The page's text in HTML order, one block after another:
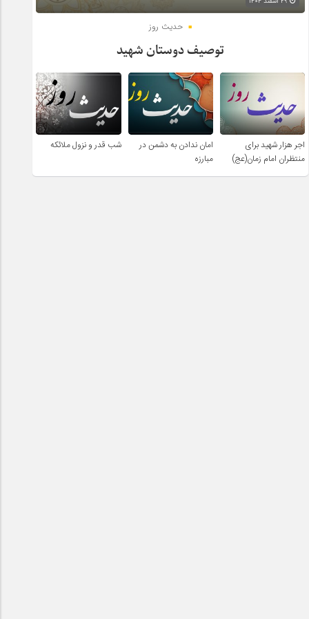
حدیث روز
توصیف دوستان شهید
اجر هزار شهید برای
منتظران امام زمان(عج)
امان ندادن به دشمن در
مبارزه
شب قدر و نزول ملائکه